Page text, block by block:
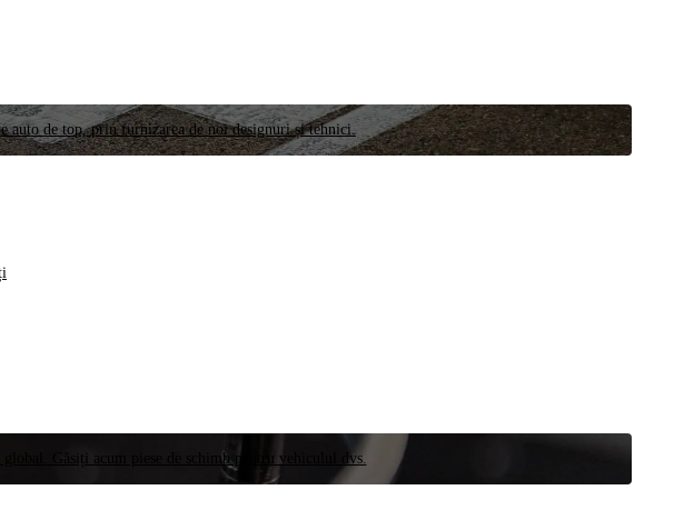
auto de top, prin furnizarea de noi designuri și tehnici.
Găsiți acum piese de schimb pentru vehiculul dvs.